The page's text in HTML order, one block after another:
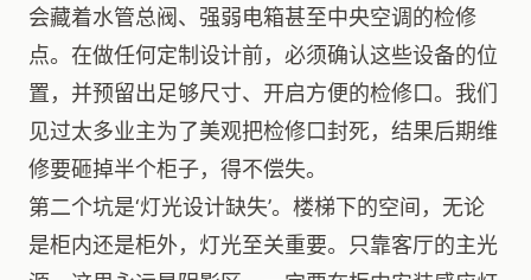
会藏着水管总阀、强弱电箱甚至中央空调的检修
点。在做任何定制设计前，必须确认这些设备的位
置，并预留出足够尺寸、开启方便的检修口。我们
见过太多业主为了美观把检修口封死，结果后期维
修要砸掉半个柜子，得不偿失。
第二个坑是‘灯光设计缺失’。楼梯下的空间，无论
是柜内还是柜外，灯光至关重要。只靠客厅的主光